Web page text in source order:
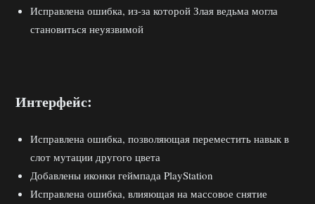
Исправлена ошибка, из-за которой Злая ведьма могла
становиться неуязвимой
Интерфейс:
Исправлена ошибка, позволяющая переместить навык в
слот мутации другого цвета
Добавлены иконки геймпада PlayStation
Исправлена ошибка, влияющая на массовое снятие